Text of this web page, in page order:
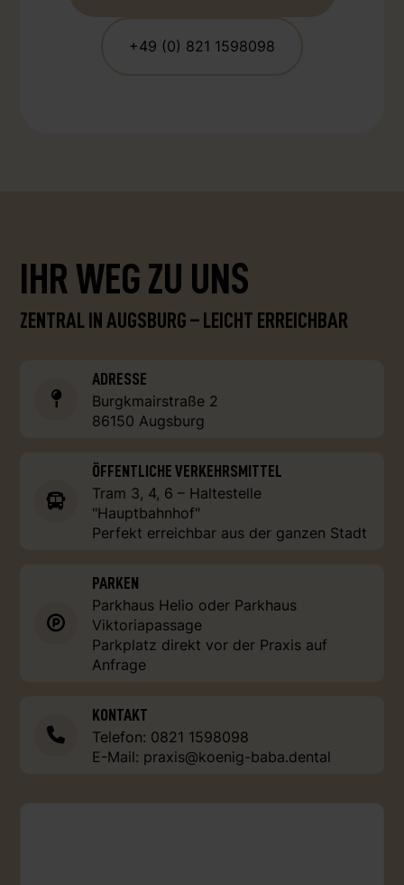
+49 (0) 821 1598098
IHR WEG ZU UNS
ZENTRAL IN AUGSBURG – LEICHT ERREICHBAR
ADRESSE
Burgkmairstraße 2
86150 Augsburg
ÖFFENTLICHE VERKEHRSMITTEL
Tram 3, 4, 6 – Haltestelle
"Hauptbahnhof"
Perfekt erreichbar aus der ganzen Stadt
PARKEN
Parkhaus Helio oder Parkhaus
Viktoriapassage
Parkplatz direkt vor der Praxis auf
Anfrage
KONTAKT
Telefon: 0821 1598098
E-Mail: praxis@koenig-baba.dental